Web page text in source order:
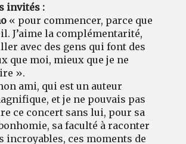
invités :
« pour commencer, parce que
J’aime la complémentarité,
avec des gens qui font des
que moi, mieux que je ne
».
ami, qui est un auteur
et je ne pouvais pas
ce concert sans lui, pour sa
sa faculté à raconter
incroyables, ces moments de